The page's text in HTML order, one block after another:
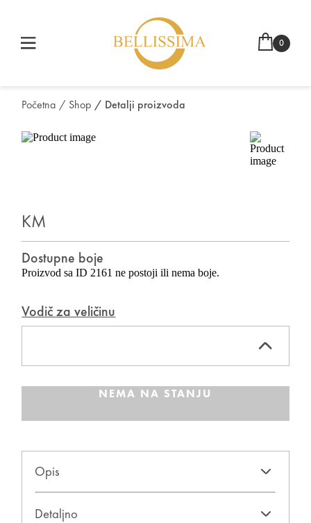
0
Početna / Shop / Detalji proizvoda
KM
Dostupne boje
Proizvod sa ID 2161 ne postoji ili nema boje.
Vodič za veličinu
NEMA NA STANJU
Opis
Detaljno